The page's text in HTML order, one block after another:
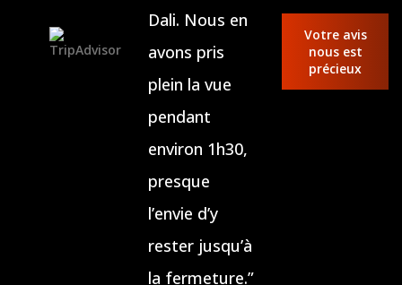
Dali. Nous en
avons pris
plein la vue
pendant
environ 1h30,
presque
l’envie d’y
rester jusqu’à
la fermeture.”
Votre avis
nous est
précieux